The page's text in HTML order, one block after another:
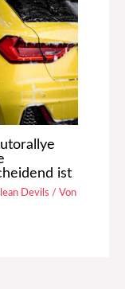
ist
Devils / Von